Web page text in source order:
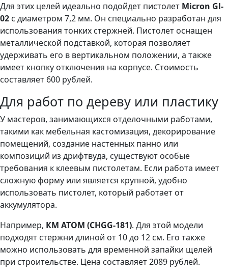
Для этих целей идеально подойдет пистолет Micron Gl-
02 с диаметром 7,2 мм. Он специально разработан для
использования тонких стержней. Пистолет оснащен
металлической подставкой, которая позволяет
удерживать его в вертикальном положении, а также
имеет кнопку отключения на корпусе. Стоимость
составляет 600 рублей.
Для работ по дереву или пластику
У мастеров, занимающихся отделочными работами,
такими как мебельная кастомизация, декорирование
помещений, создание настенных панно или
композиций из дрифтвуда, существуют особые
требования к клеевым пистолетам. Если работа имеет
сложную форму или является крупной, удобно
использовать пистолет, который работает от
аккумулятора.
Например, КМ АТОМ (CHGG-181). Для этой модели
подходят стержни длиной от 10 до 12 см. Его также
можно использовать для временной запайки щелей
при строительстве. Цена составляет 2089 рублей.